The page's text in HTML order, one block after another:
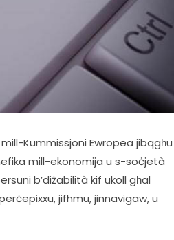
Kummissjoni Ewropea jibqgħu
mill-ekonomija u s-soċjetà
b’diżabilità kif ukoll għal
jifhmu, jinnavigaw, u